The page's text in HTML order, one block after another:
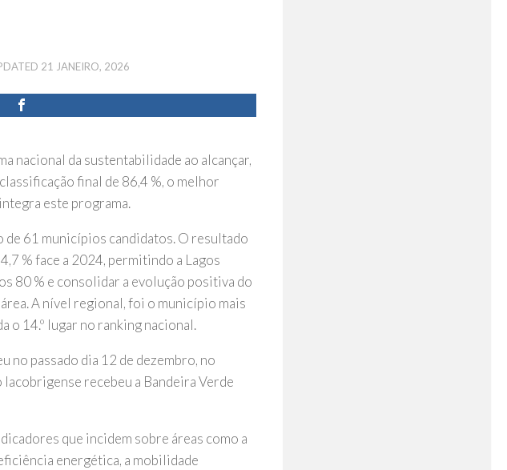
21 JANEIRO, 2026
nacional da sustentabilidade ao alcançar,
final de 86,4 %, o melhor
este programa.
61 municípios candidatos. O resultado
% face a 2024, permitindo a Lagos
80 % e consolidar a evolução positiva do
A nível regional, foi o município mais
o 14.º lugar no ranking nacional.
no passado dia 12 de dezembro, no
recebeu a Bandeira Verde
que incidem sobre áreas como a
energética, a mobilidade